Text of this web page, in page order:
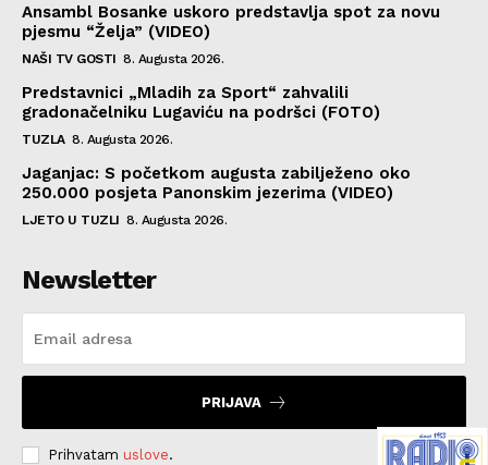
Ansambl Bosanke uskoro predstavlja spot za novu
pjesmu “Želja” (VIDEO)
NAŠI TV GOSTI 8. Augusta 2026.
Predstavnici „Mladih za Sport“ zahvalili
gradonačelniku Lugaviću na podršci (FOTO)
TUZLA 8. Augusta 2026.
Jaganjac: S početkom augusta zabilježeno oko
250.000 posjeta Panonskim jezerima (VIDEO)
LJETO U TUZLI 8. Augusta 2026.
Newsletter
PRIJAVA
Prihvatam uslove.